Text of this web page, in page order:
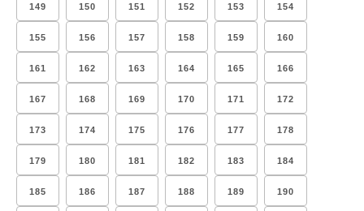
149 150 151 152 153 154
155 156 157 158 159 160
161 162 163 164 165 166
167 168 169 170 171 172
173 174 175 176 177 178
179 180 181 182 183 184
185 186 187 188 189 190